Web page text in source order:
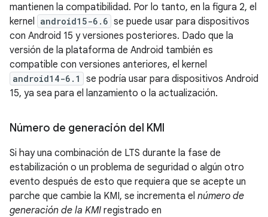
mantienen la compatibilidad. Por lo tanto, en la figura 2, el
kernel
android15-6.6 se puede usar para dispositivos
con Android 15 y versiones posteriores. Dado que la
versión de la plataforma de Android también es
compatible con versiones anteriores, el kernel
android14-6.1
se podría usar para dispositivos Android
15, ya sea para el lanzamiento o la actualización.
Número de generación del KMI
Si hay una combinación de LTS durante la fase de
estabilización o un problema de seguridad o algún otro
evento después de esto que requiera que se acepte un
parche que cambie la KMI, se incrementa el número de
generación de la KMI registrado en